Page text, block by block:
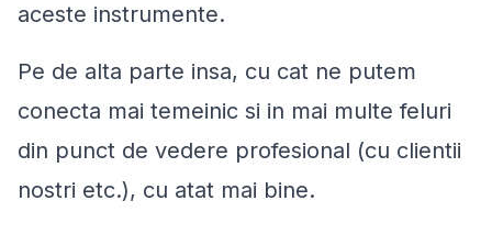
aceste instrumente.
Pe de alta parte insa, cu cat ne putem
conecta mai temeinic si in mai multe feluri
din punct de vedere profesional (cu clientii
nostri etc.), cu atat mai bine.